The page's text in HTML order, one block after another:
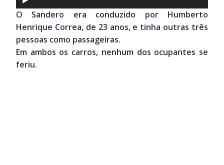
de
áudio
O Sandero era conduzido por Humberto
Henrique Correa, de 23 anos, e tinha outras três
pessoas como passageiras.
Em ambos os carros, nenhum dos ocupantes se
feriu.